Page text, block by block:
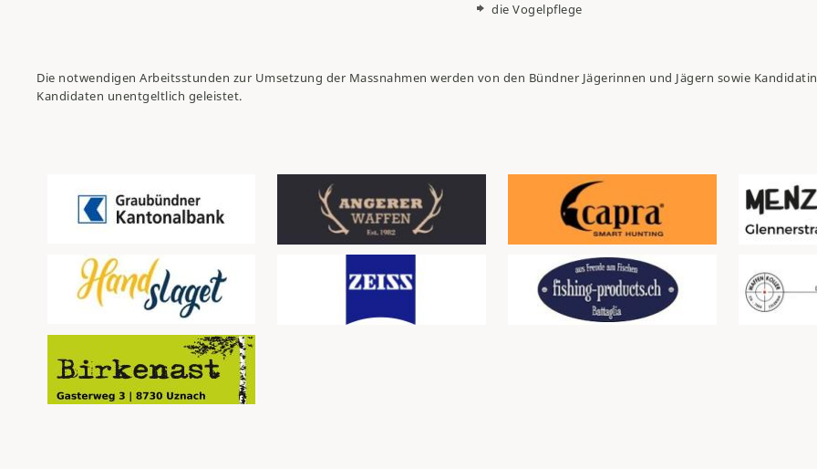
die Vogelpflege
Die notwendigen Arbeitsstunden zur Umsetzung der Massnahmen werden von den Bündner Jägerinnen und Jägern sowie
Kandidaten unentgeltlich geleistet.